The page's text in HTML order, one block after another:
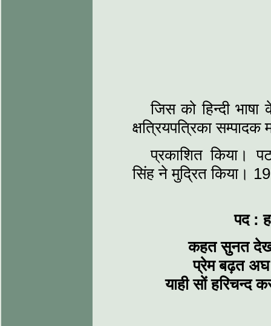
जिस को हिन्दी
क्षत्रियपत्रिका
प्रकाशित किया।
सिंह ने मुद्रित किया।
पद :
कहत सुनत
प्रेम बढ़त
याही सों हरिचन्द